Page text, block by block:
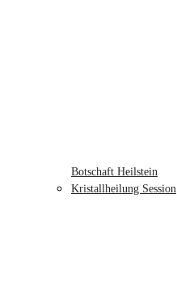
Botschaft Heilstein
Kristallheilung Session